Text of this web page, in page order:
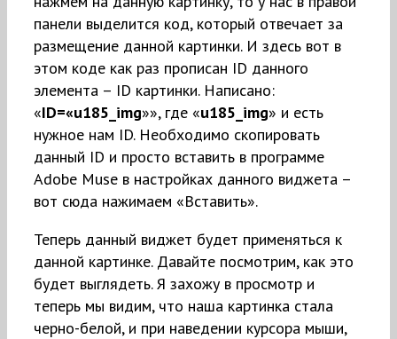
панели выделится код, который отвечает за
размещение данной картинки. И здесь вот в
этом коде как раз прописан ID данного
элемента – ID картинки. Написано:
«ID=«u185_img»», где «u185_img» и есть
нужное нам ID. Необходимо скопировать
данный ID и просто вставить в программе
Adobe Muse в настройках данного виджета –
вот сюда нажимаем «Вставить».
Теперь данный виджет будет применяться к
данной картинке. Давайте посмотрим, как это
будет выглядеть. Я захожу в просмотр и
теперь мы видим, что наша картинка стала
черно-белой, и при наведении курсора мыши,